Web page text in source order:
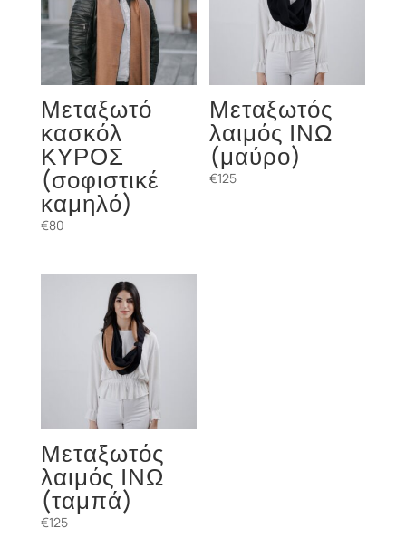
Μεταξωτό
κασκόλ
ΚΥΡΟΣ
(σοφιστικέ
καμηλό)
€80
Μεταξωτός
λαιμός ΙΝΩ
(μαύρο)
€125
Μεταξωτός
λαιμός ΙΝΩ
(ταμπά)
€125